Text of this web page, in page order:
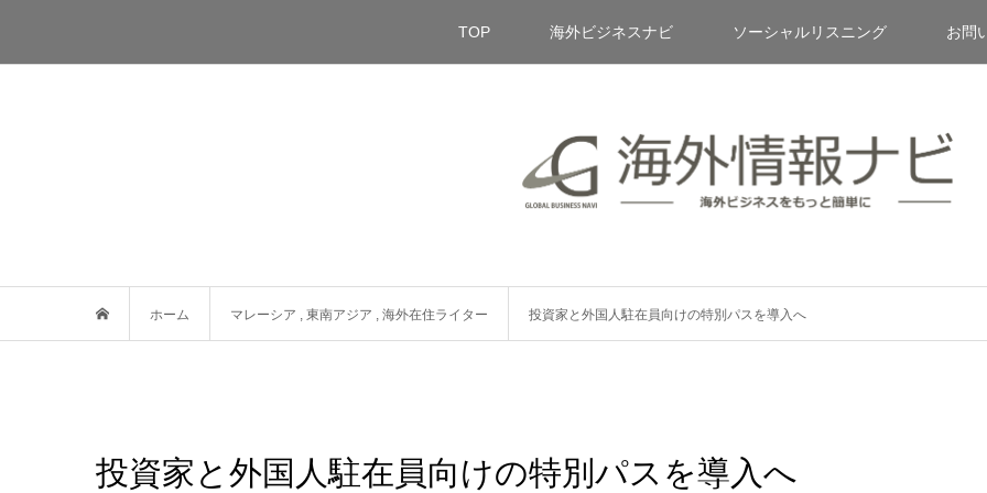
TOP 海外ビジネスナビ ソーシャルリスニング お問
ホーム マレーシア , 東南アジア , 海外在住ライター 投資家と外国人駐在員向けの特別パスを導入へ
投資家と外国人駐在員向けの特別パスを導入へ